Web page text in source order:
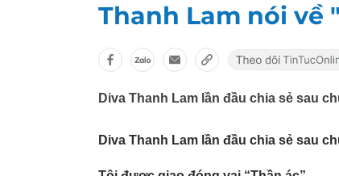
Thanh Lam nói về
Diva Thanh Lam lần đầu chia sẻ sau
Diva Thanh Lam lần đầu chia sẻ sau